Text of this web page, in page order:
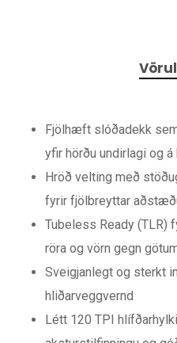
Fjölhæft slóðadekk
yfir hörðu undirlagi og
Hröð velting með
fyrir fjölbreyttar
Tubeless Ready (TLR)
röra og vörn gegn
Sveigjanlegt og sterkt
hliðarveggvernd
Létt 120 TPI